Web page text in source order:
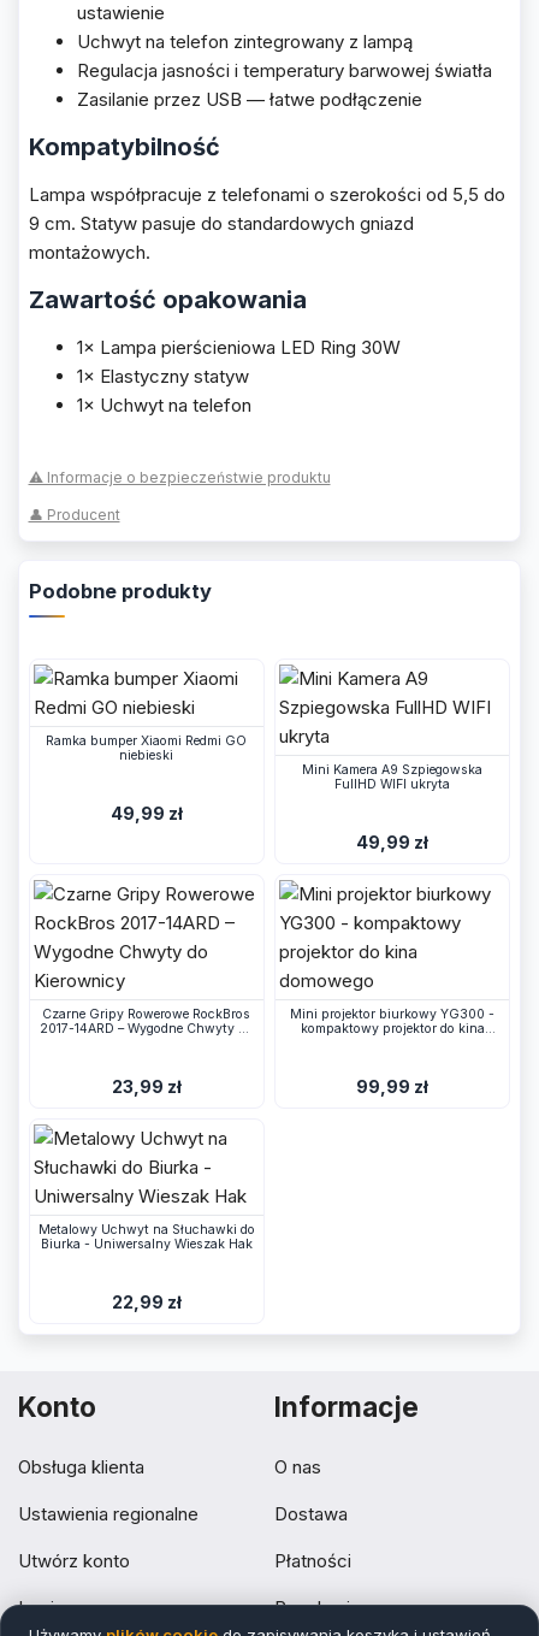
ustawienie
Uchwyt na telefon zintegrowany z lampą
Regulacja jasności i temperatury barwowej światła
Zasilanie przez USB — łatwe podłączenie
Kompatybilność
Lampa współpracuje z telefonami o szerokości od 5,5 do
9 cm. Statyw pasuje do standardowych gniazd
montażowych.
Zawartość opakowania
1× Lampa pierścieniowa LED Ring 30W
1× Elastyczny statyw
1× Uchwyt na telefon
⚠ Informacje o bezpieczeństwie produktu
👤 Producent
Podobne produkty
Ramka bumper Xiaomi Redmi GO
niebieski
49,99 zł
Mini Kamera A9 Szpiegowska
FullHD WIFI ukryta
49,99 zł
Czarne Gripy Rowerowe RockBros
2017-14ARD – Wygodne Chwyty do
23,99 zł
Mini projektor biurkowy YG300 -
kompaktowy projektor do kina
99,99 zł
Metalowy Uchwyt na Słuchawki do
Biurka - Uniwersalny Wieszak Hak
22,99 zł
Konto
Obsługa klienta
Ustawienia regionalne
Utwórz konto
Login
Informacje
O nas
Dostawa
Płatności
Regulamin